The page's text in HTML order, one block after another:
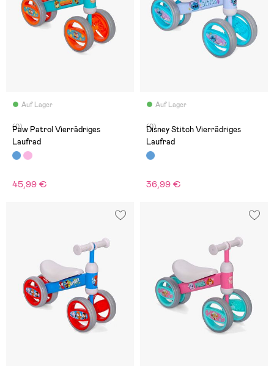
Auf Lager
(0)
Paw Patrol Vierrädriges
Laufrad
45,99 €
Auf Lager
(0)
Disney Stitch Vierrädriges
Laufrad
36,99 €